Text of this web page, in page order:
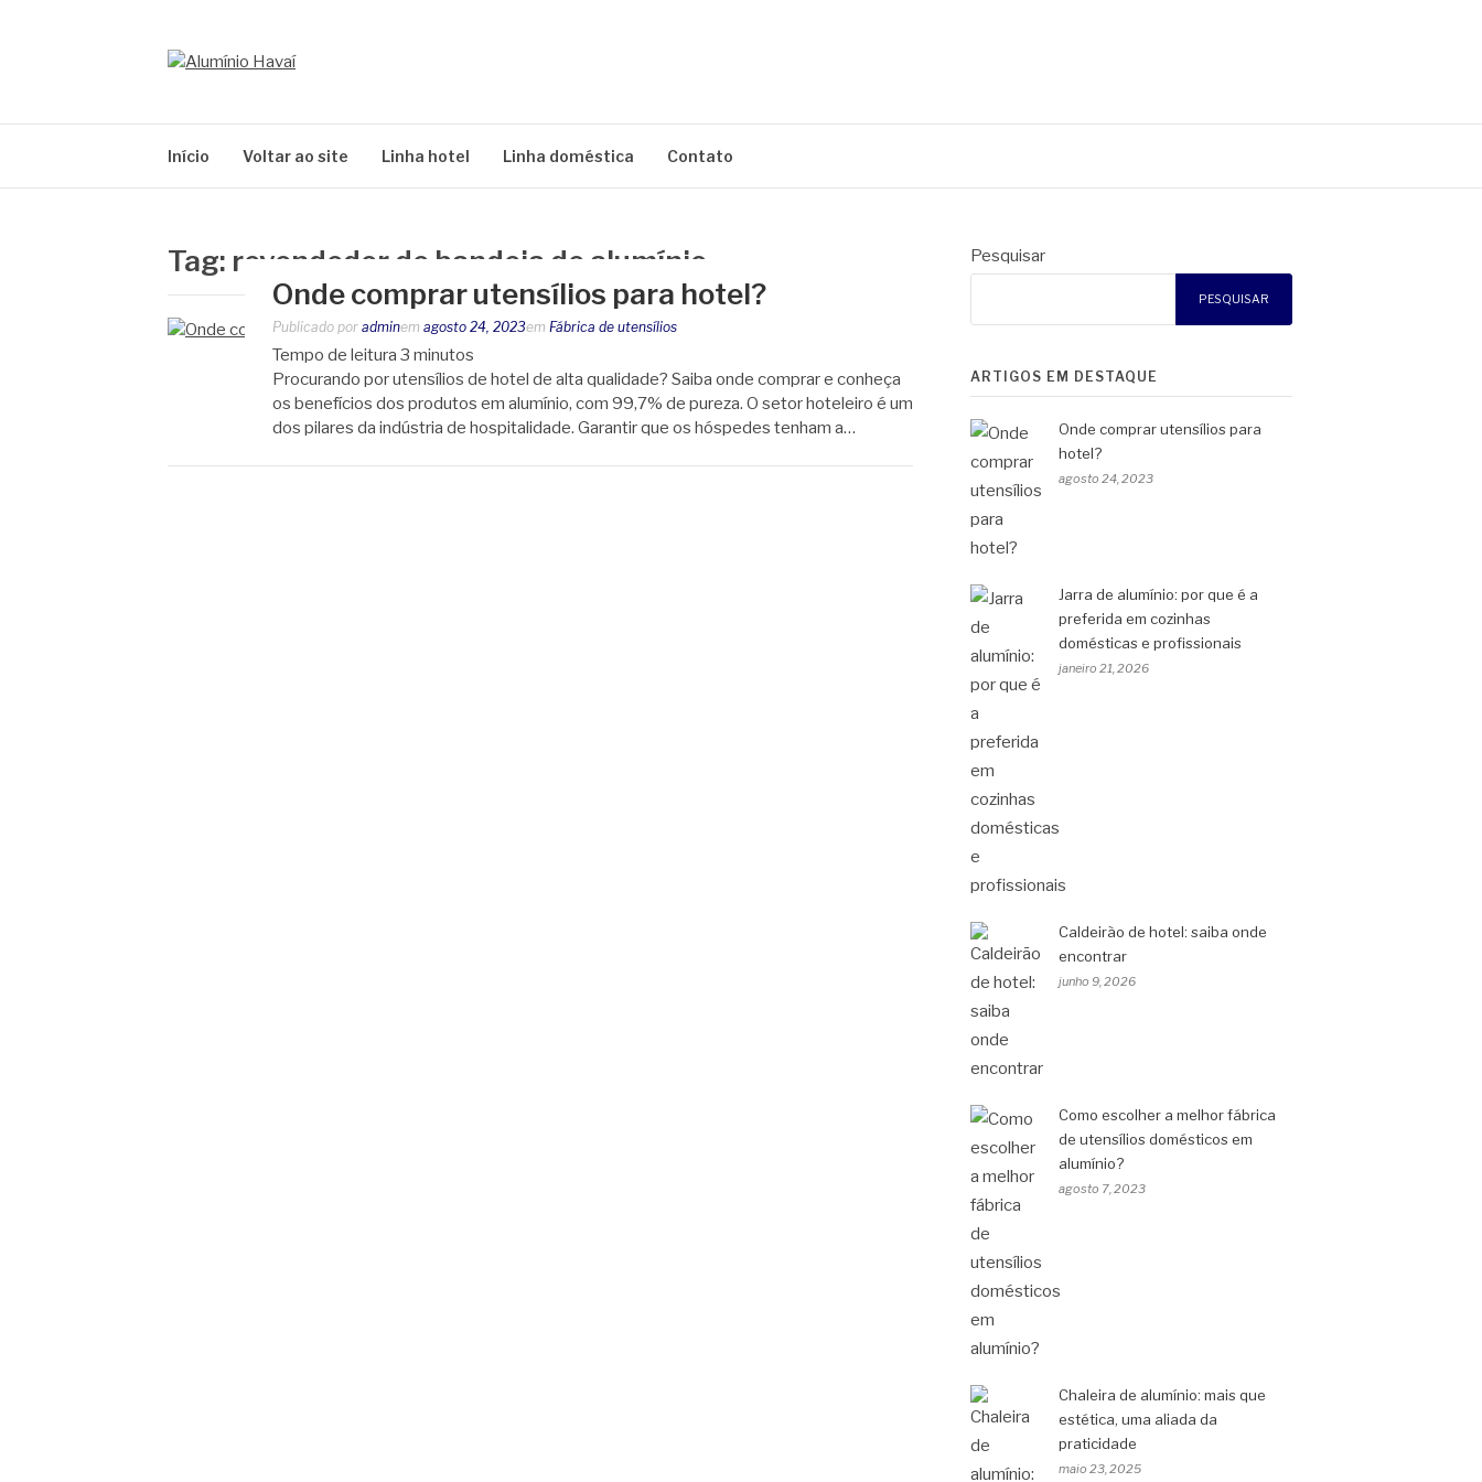
Início Voltar ao site Linha hotel Linha doméstica Contato
Tag: revendedor de bandeja de alumínio
Onde comprar utensílios para hotel?
Publicado por adminem agosto 24, 2023em Fábrica de utensílios
Tempo de leitura 3 minutos
Procurando por utensílios de hotel de alta qualidade? Saiba onde comprar e conheça
os benefícios dos produtos em alumínio, com 99,7% de pureza. O setor hoteleiro é um
dos pilares da indústria de hospitalidade. Garantir que os hóspedes tenham a…
Pesquisar
PESQUISAR
ARTIGOS EM DESTAQUE
Onde comprar utensílios para
hotel?
agosto 24, 2023
Jarra de alumínio: por que é a
preferida em cozinhas
domésticas e profissionais
janeiro 21, 2026
Caldeirão de hotel: saiba onde
encontrar
junho 9, 2026
Como escolher a melhor fábrica
de utensílios domésticos em
alumínio?
agosto 7, 2023
Chaleira de alumínio: mais que
estética, uma aliada da
praticidade
maio 23, 2025